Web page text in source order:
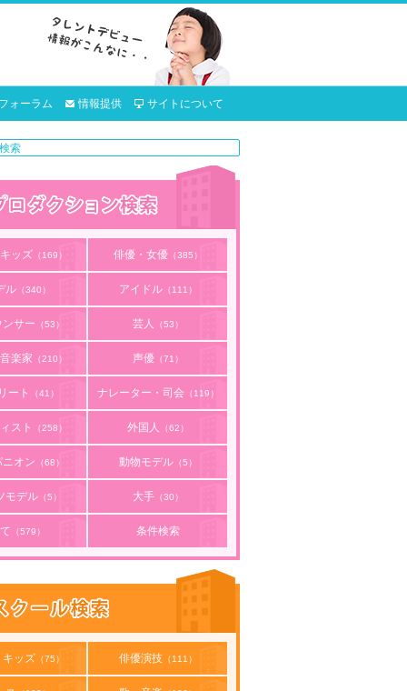
ォーラム 情報提供 サイトについて
ッズ （169） 俳優・女優（385）
ル（340） アイドル（111）
サー （53） 芸人 （53）
楽家 （210） 声優（71）
ート （41） ナレーター・司会（119）
スト （258） 外国人 （62）
オン （68） 動物モデル（5）
モデル（5） 大手（30）
（579） 条件検索
ッズ （75） 俳優演技（111）